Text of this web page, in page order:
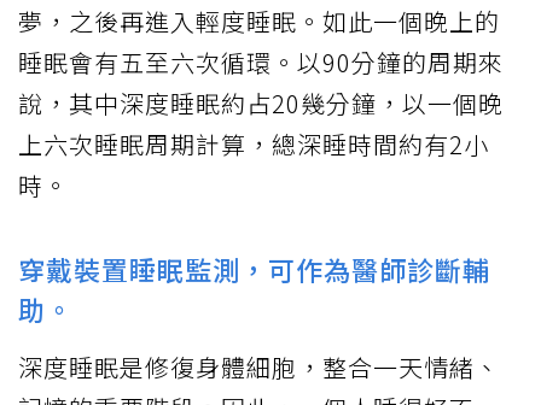
夢，之後再進入輕度睡眠。如此一個晚上的
睡眠會有五至六次循環。以90分鐘的周期來
說，其中深度睡眠約占20幾分鐘，以一個晚
上六次睡眠周期計算，總深睡時間約有2小
時。
穿戴裝置睡眠監測，可作為醫師診斷輔
助。
深度睡眠是修復身體細胞，整合一天情緒、